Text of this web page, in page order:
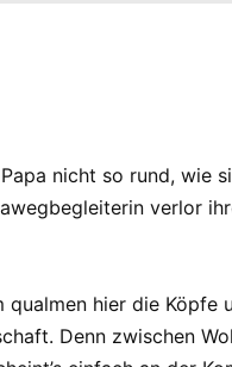
nicht so rund, wie
verlor
hier die Köpfe
Denn zwischen